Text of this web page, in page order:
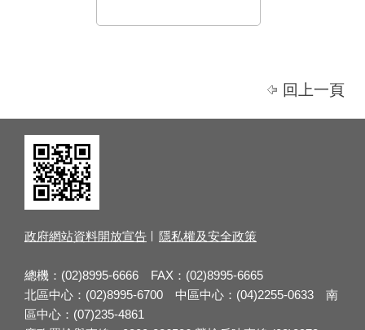
回上一頁
政府網站資料開放宣告 隱私權及安全政策
總機：(02)8995-6666 FAX：(02)8995-6665
北區中心：(02)8995-6700 中區中心：(04)2255-0633 南
區中心：(07)235-4861